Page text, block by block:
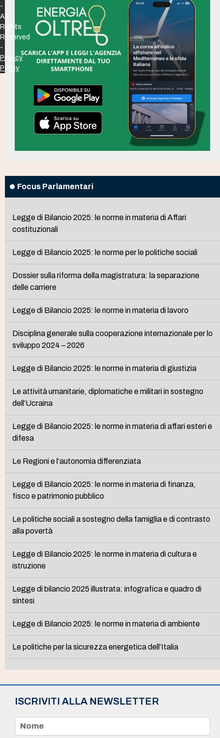
Focus Parlamentari
Legge di Bilancio 2025: le norme in materia di Affari
costituzionali
Legge di Bilancio 2025: le norme per le politiche sociali
Dossier sulla riforma della magistratura: la separazione
delle carriere
Legge di Bilancio 2025: le norme in materia di lavoro
Disciplina generale sulla cooperazione internazionale per lo
sviluppo 2024 – 2026
Legge di Bilancio 2025: le norme in materia di giustizia
Le attività umanitarie, diplomatiche e militari in sostegno
dell’Ucraina
Legge di Bilancio 2025: le norme in materia di affari esteri e
difesa
Le Regioni e l’autonomia differenziata
Legge di Bilancio 2025: le norme in materia di finanza,
fisco e patrimonio pubblico
Le politiche sociali a sostegno della famiglia e di contrasto
alla povertà
Legge di Bilancio 2025: le norme in materia di cultura e
istruzione
Legge di bilancio 2025 illustrata: infografica e quadro di
sintesi
Legge di Bilancio 2025: le norme in materia di ambiente
Le politiche per la sicurezza energetica dell’Italia
ISCRIVITI ALLA NEWSLETTER
m
-
All
Rights
Reserved
-
Privacy
Policy